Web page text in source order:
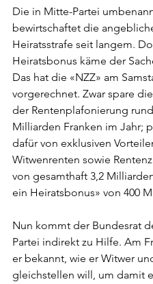
Die in Mitte-Partei
bewirtschaftet die
Heiratsstrafe seit langem.
Heiratsbonus käme der
Das hat die «NZZ» am
vorgerechnet. Zwar spare
der Rentenplafonierung
Milliarden Franken im Jahr;
dafür von exklusiven
Witwenrenten sowie
von gesamthaft 3,2
ein Heiratsbonus» von 400
Nun kommt der Bundesrat
Partei indirekt zu Hilfe. Am
er bekannt, wie er Witwer
gleichstellen will, um damit